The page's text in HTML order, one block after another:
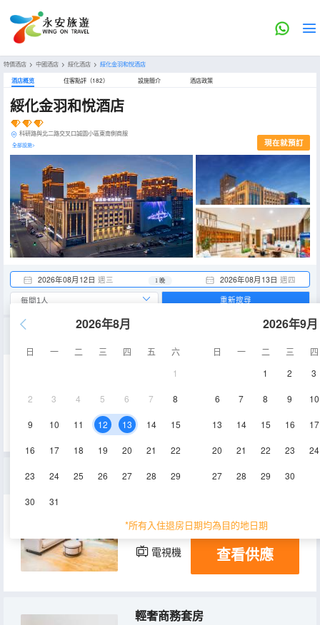
特價酒店 > 中國酒店 > 綏化酒店 > 綏化金羽和悅酒店
酒店概览 住客點評（182） 設施簡介 酒店政策
綏化金羽和悅酒店
科研路與北二路交叉口誠園小區東南側商服
全部設施> 現在就預訂
2026年08月12日 週三 2026年08月13日 週四
1 晚
2026年8月
日 一 二 三 四 五
六
1
2 3 4 5 6 7 8
9 10 11 12 13 14 15
16 17 18 19 20 21 22
23 24 25 26 27 28 29
30 31
2026年9月
日 一 二 三
四
1
2 3
6 7 8 9 10
13 14 15 16 17
20 21 22 23 24
27 28 29 30
*所有入住退房日期均為目的地日期
重新搜尋
空調
寵愛一生新婚大床房
160-180㎡ 空調
電視機 查看供應
輕奢商務套房